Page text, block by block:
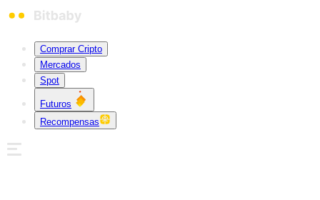
Comprar Cripto
Mercados
Spot
Futuros
Recompensas